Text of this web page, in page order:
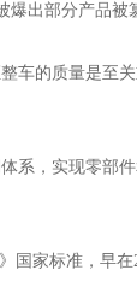
出部分产品被
的质量是至关
，实现零部
家标准，早在